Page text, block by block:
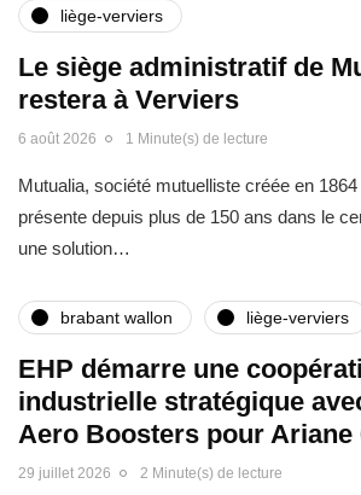
liège-verviers
Le siège administratif de
restera à Verviers
6 août 2026 1 Minute(s) de lecture
Mutualia, société mutuelliste créée en
présente depuis plus de 150 ans dans le
une solution…
brabant wallon liège-verviers
EHP démarre une
industrielle stratégique
Aero Boosters pour Ariane
29 juillet 2026 2 Minute(s) de lecture